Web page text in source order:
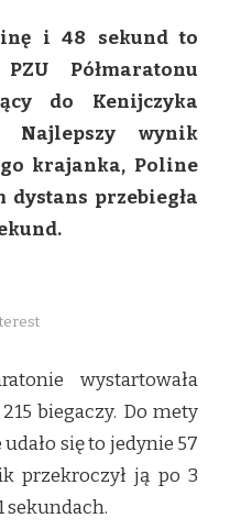
WARSZAWĘ
PZU
PÓŁMARATON
WARSZAWSKI
ZA
i 48 sekund to
Półmaratonu
do Kenijczyka
Najlepszy wynik
krajanka, Poline
dystans przebiegła
wystartowała
biegaczy. Do mety
się to jedynie 57
przekroczył ją po 3
sekundach.